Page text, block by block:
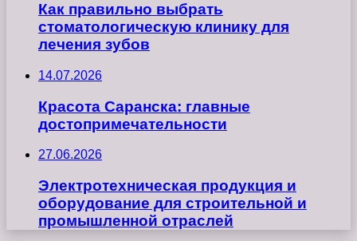
Как правильно выбрать
стоматологическую клинику для
лечения зубов
14.07.2026
Красота Саранска: главные
достопримечательности
27.06.2026
Электротехническая продукция и
оборудование для строительной и
промышленной отраслей